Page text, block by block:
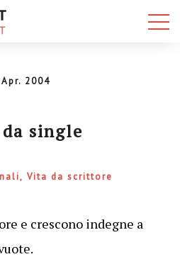
Apr. 2004
single
Vita da scrittore
e crescono indegne a